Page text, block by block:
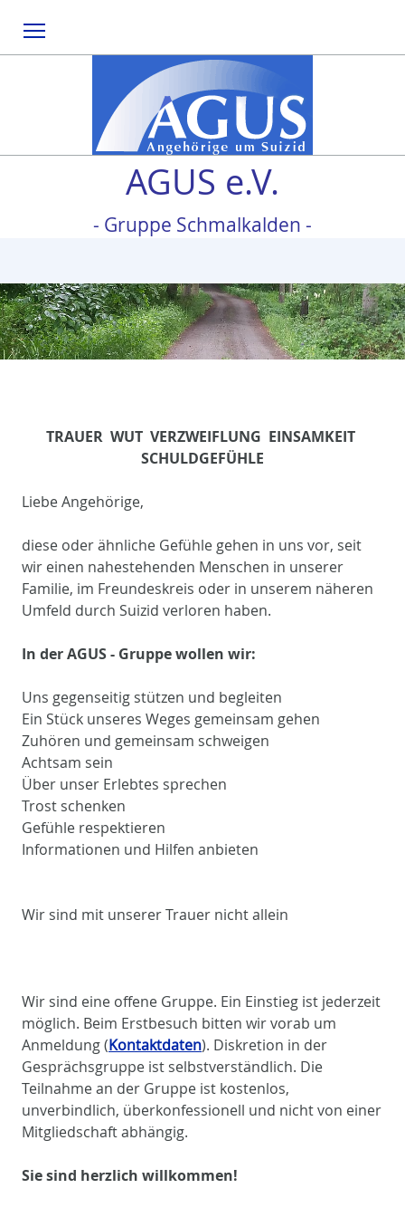
AGUS e.V.
- Gruppe Schmalkalden -
TRAUER WUT VERZWEIFLUNG EINSAMKEIT
SCHULDGEFÜHLE
Liebe Angehörige,
diese oder ähnliche Gefühle gehen in uns vor, seit
wir einen nahestehenden Menschen in unserer
Familie, im Freundeskreis oder in unserem näheren
Umfeld durch Suizid verloren haben.
In der AGUS - Gruppe wollen wir:
Uns gegenseitig stützen und begleiten
Ein Stück unseres Weges gemeinsam gehen
Zuhören und gemeinsam schweigen
Achtsam sein
Über unser Erlebtes sprechen
Trost schenken
Gefühle respektieren
Informationen und Hilfen anbieten
Wir sind mit unserer Trauer nicht allein
Wir sind eine offene Gruppe. Ein Einstieg ist jederzeit
möglich. Beim Erstbesuch bitten wir vorab um
Anmeldung (Kontaktdaten). Diskretion in der
Gesprächsgruppe ist selbstverständlich. Die
Teilnahme an der Gruppe ist kostenlos,
unverbindlich, überkonfessionell und nicht von einer
Mitgliedschaft abhängig.
Sie sind herzlich willkommen!